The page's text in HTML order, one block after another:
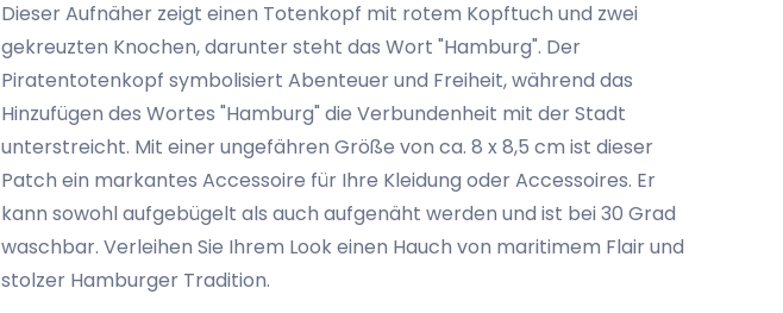
Dieser Aufnäher zeigt einen Totenkopf mit rotem Kopftuch und zwei
gekreuzten Knochen, darunter steht das Wort "Hamburg". Der
Piratentotenkopf symbolisiert Abenteuer und Freiheit, während das
Hinzufügen des Wortes "Hamburg" die Verbundenheit mit der Stadt
unterstreicht. Mit einer ungefähren Größe von ca. 8 x 8,5 cm ist dieser
Patch ein markantes Accessoire für Ihre Kleidung oder Accessoires. Er
kann sowohl aufgebügelt als auch aufgenäht werden und ist bei 30 Grad
waschbar. Verleihen Sie Ihrem Look einen Hauch von maritimem Flair und
stolzer Hamburger Tradition.